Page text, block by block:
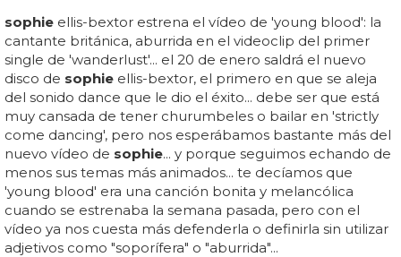
sophie ellis-bextor estrena el vídeo de 'young blood': la
cantante británica, aburrida en el videoclip del primer
single de 'wanderlust'... el 20 de enero saldrá el nuevo
disco de sophie ellis-bextor, el primero en que se aleja
del sonido dance que le dio el éxito... debe ser que está
muy cansada de tener churumbeles o bailar en 'strictly
come dancing', pero nos esperábamos bastante más del
nuevo vídeo de sophie... y porque seguimos echando de
menos sus temas más animados... te decíamos que
'young blood' era una canción bonita y melancólica
cuando se estrenaba la semana pasada, pero con el
vídeo ya nos cuesta más defenderla o definirla sin utilizar
adjetivos como "soporífera" o "aburrida"...